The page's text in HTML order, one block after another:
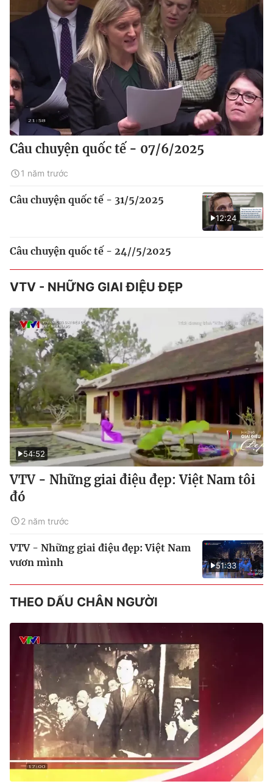
Câu chuyện quốc tế - 07/6/2025
1 năm trước
12:24
Câu chuyện quốc tế - 31/5/2025
Câu chuyện quốc tế - 24//5/2025
VTV - NHỮNG GIAI ĐIỆU ĐẸP
54:52
VTV - Những giai điệu đẹp: Việt Nam tôi
đó
2 năm trước
51:33
VTV - Những giai điệu đẹp: Việt Nam
vươn mình
THEO DẤU CHÂN NGƯỜI